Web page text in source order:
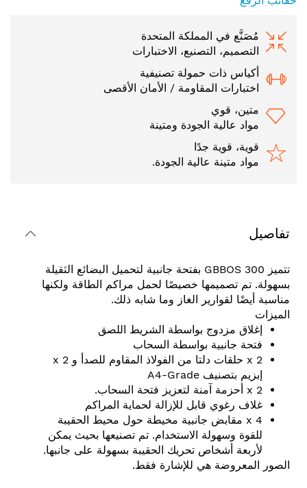
مُصَنَّع في المملكة المتحدة
التصميم، التصنيع، الاختبارات
أكياس ذات حمولة تصنيفية
اختبارات المقاومة / الأمان الأقصى
متين، قوي
مواد عالية الجودة ومتينة
قوية، قوية جدًا
مواد متينة عالية الجودة.
تفاصيل
تتميز GBBOS 300 بفتحة جانبية لتحميل البضائع الثقيلة
بسهولة. تم تصميمها خصيصًا لحمل مراكم الطاقة ولكنها
مناسبة أيضًا لقوارير الغاز وما شابه ذلك.
الميزات
إغلاق مزدوج بواسطة الشريط اللصق
فتحة جانبية بواسطة السحاب
2 x حلقات دلتا من الفولاذ المقاوم للصدأ و 2 x
إبزيم بتصنيف A4-Grade
2 x أحزمة آمنة لتعزيز فتحة السحاب.
غلاف رغوي قابل للإزالة لحماية المراكم
4 x مقابض جانبية مخيطة حول محيط الحقيبة
للقوة وسهولة الاستخدام. تم تصنيعها بحيث يمكن
لأربعة أشخاص تحريك الحقيبة بسهولة على جانبها.
الصور المعروضة هي للإشارة فقط.